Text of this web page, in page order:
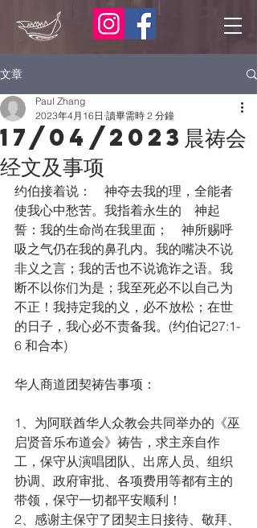
文章
17/04/2023晨祷会
经文及事项
Paul Zhang
2023年4月16日 讀畢需時 2 分鐘
约伯接着说：　神夺去我的理，全能者
使我心中愁苦。我指着永生的　神起
誓：我的生命尚在我里面；　神所赐呼
吸之气仍在我的鼻孔内。我的嘴决不说
非义之言；我的舌也不说诡诈之语。我
断不以你们为是；我至死必不以自己为
不正！我持定我的义，必不放松；在世
的日子，我心必不责备我。(约伯记27:1-
6 和合本)
华人商道团契祷告事项：
1、为阿联酋华人众教会共同举办的《巫
启贤音乐布道会》祷告，求主亲自作
工，保守从演唱团队、出席人员、组织
协调、政府审批、各项费用等都有主的
带领，保守一切都平安顺利！
2、感谢主保守了团契主日接待、敬拜、